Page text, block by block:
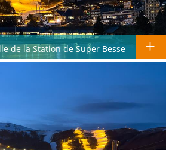
de la Station de Super Besse